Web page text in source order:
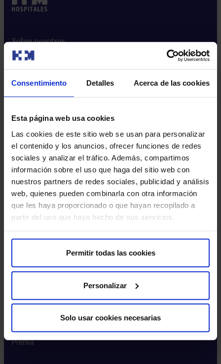
Consentimiento Detalles Acerca de las cookies
Esta página web usa cookies
Las cookies de este sitio web se usan para personalizar
el contenido y los anuncios, ofrecer funciones de redes
sociales y analizar el tráfico. Además, compartimos
información sobre el uso que haga del sitio web con
nuestros partners de redes sociales, publicidad y análisis
web, quienes pueden combinarla con otra información
que les haya proporcionado o que hayan recopilado a
partir del uso que haya hecho de sus servicios.
Permitir todas las cookies
Personalizar
Solo usar cookies necesarias
Sobre nosotros
Quiénes somos​
Trabaja con nosotros​
Rincón del accionista​
Canal interno de información​
Más HM Hospitales
Fundación HM Hospitales​
Centro Universitario CUHMED​
Instituto HM Hospitales​
Intranet HM Hospitales​
HM CIOCC​
Enlaces de interés
Índices Asistenciales​
Preguntas frecuentes​
Donación de sangre​
Prensa​